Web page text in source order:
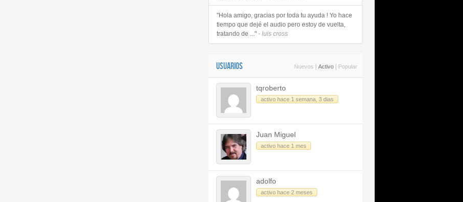
"Hola amigo, gracias por toda tu ayuda ! Yo hace
tiempo que dejé el audio pero estoy de vuelta,
tratando de ..." - luis cross
USUARIOS Nuevos Activo Popular
tqroberto
activo hace 1 semana, 3 dias
Juan Miguel
activo hace 1 mes
adolfo
activo hace 2 meses